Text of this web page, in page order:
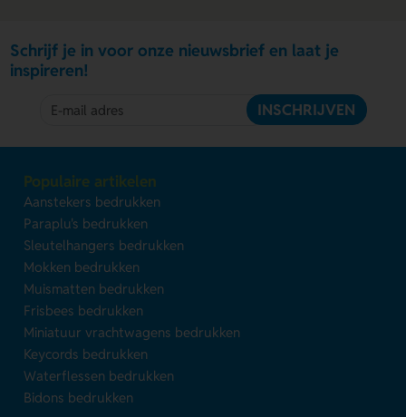
Schrijf je in voor onze nieuwsbrief en laat je
inspireren!
INSCHRIJVEN
Populaire artikelen
Aanstekers bedrukken
Paraplu's bedrukken
Sleutelhangers bedrukken
Mokken bedrukken
Muismatten bedrukken
Frisbees bedrukken
Miniatuur vrachtwagens bedrukken
Keycords bedrukken
Waterflessen bedrukken
Bidons bedrukken